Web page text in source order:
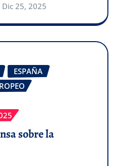
Dic 25, 2025
ESPAÑA
sobre la